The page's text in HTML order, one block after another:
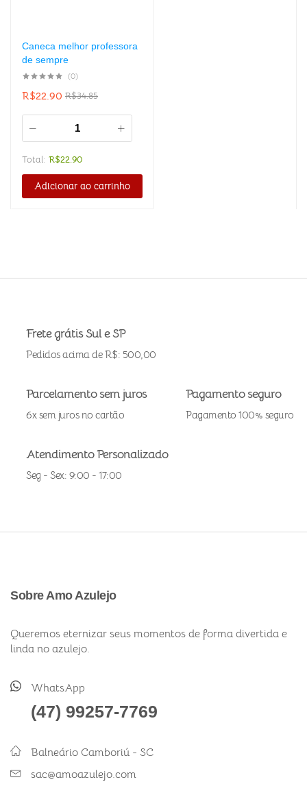
Caneca melhor professora
de sempre
(0)
R$34.85
R$22.90
Total: R$22.90
Adicionar ao carrinho
Frete grátis Sul e SP
Pedidos acima de R$: 500,00
Parcelamento sem juros
6x sem juros no cartão
Pagamento seguro
Pagamento 100% seguro
Atendimento Personalizado
Seg - Sex: 9:00 - 17:00
Sobre Amo Azulejo
Queremos eternizar seus momentos de forma divertida e
linda no azulejo.
WhatsApp
(47) 99257-7769
Balneário Camboriú - SC
sac@amoazulejo.com